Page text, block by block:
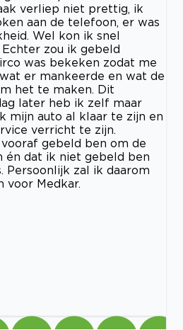
verliep niet prettig, ik
aan de telefoon, er was
Wel kon ik snel
zou ik gebeld
was bekeken zodat me
er mankeerde en wat de
het te maken. Dit
later heb ik zelf maar
mijn auto al klaar te zijn en
verricht te zijn.
gebeld ben om de
én dat ik niet gebeld ben
Persoonlijk zal ik daarom
voor Medkar.